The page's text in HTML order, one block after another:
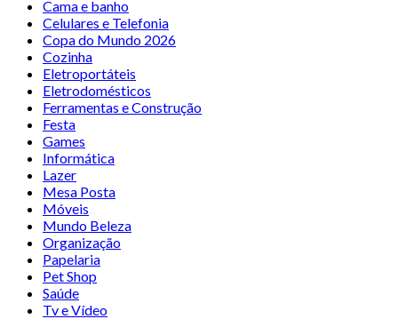
Cama e banho
Celulares e Telefonia
Copa do Mundo 2026
Cozinha
Eletroportáteis
Eletrodomésticos
Ferramentas e Construção
Festa
Games
Informática
Lazer
Mesa Posta
Móveis
Mundo Beleza
Organização
Papelaria
Pet Shop
Saúde
Tv e Vídeo